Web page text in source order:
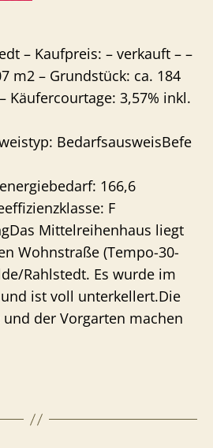
– Kaufpreis: – verkauft – –
m2 – Grundstück: ca. 184
Käufercourtage: 3,57% inkl.
BedarfsausweisBefe
166,6
F
Mittelreihenhaus liegt
Wohnstraße (Tempo-30-
Rahlstedt. Es wurde im
ist voll unterkellert.Die
und der Vorgarten machen